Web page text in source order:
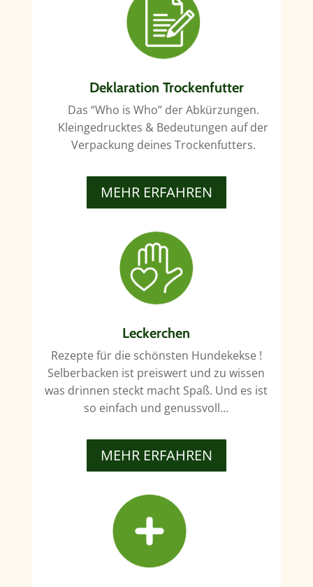
Deklaration Trockenfutter
Das “Who is Who” der Abkürzungen.
Kleingedrucktes & Bedeutungen auf der
Verpackung deines Trockenfutters.
MEHR ERFAHREN
Leckerchen
Rezepte für die schönsten Hundekekse !
Selberbacken ist preiswert und zu wissen
was drinnen steckt macht Spaß. Und es ist
so einfach und genussvoll…
MEHR ERFAHREN